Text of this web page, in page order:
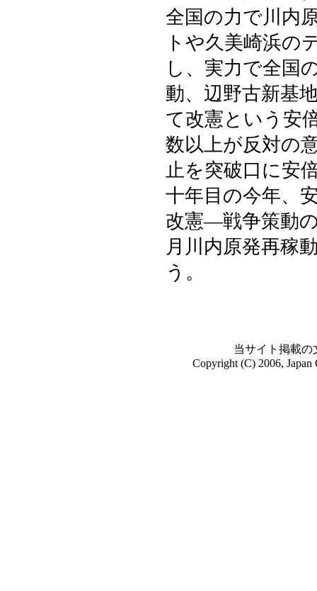
全国の力で川内
トや久美崎浜の
し、実力で全国
動、辺野古新基
て改憲という安
数以上が反対の
止を突破口に安
十年目の今年、
改憲―戦争策動
月川内原発再稼
う。
当サイト掲載の
Copyright (C) 2006, Japan